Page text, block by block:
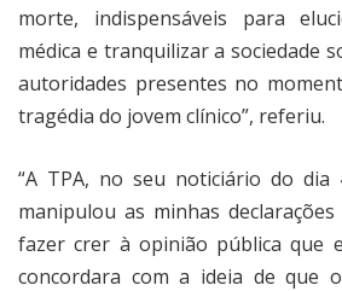
morte, indispensáveis para
médica e tranquilizar a sociedade
autoridades presentes no
tragédia do jovem clínico”, referiu.
“A TPA, no seu noticiário do dia
manipulou as minhas
fazer crer à opinião pública que
concordara com a ideia de que